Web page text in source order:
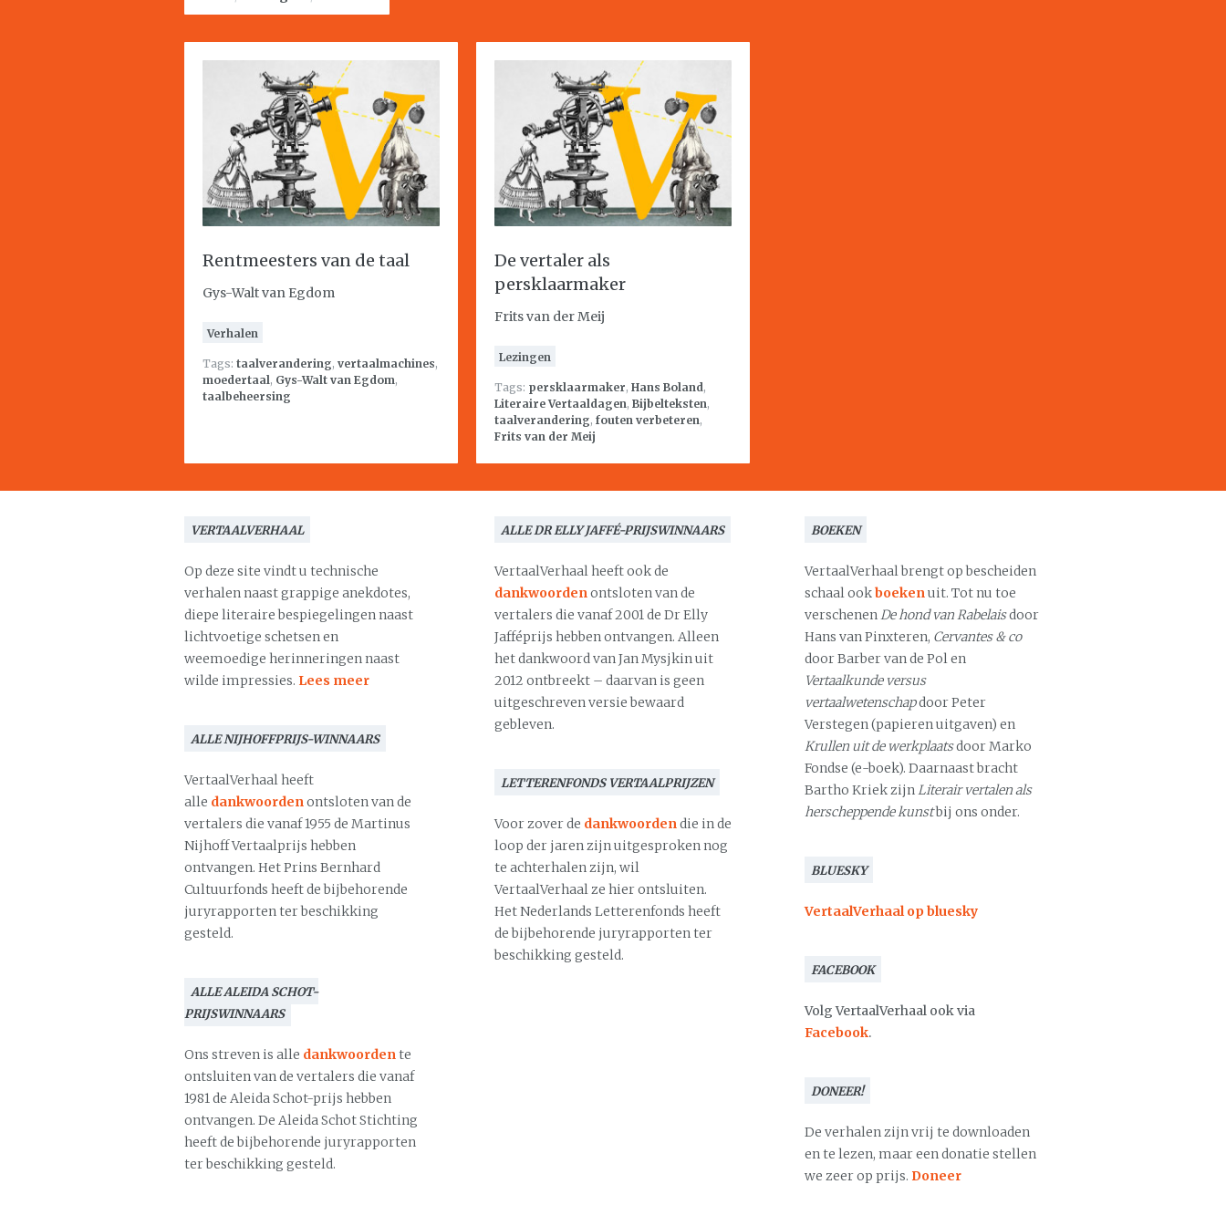
Rentmeesters van de taal
Gys-Walt van Egdom
Verhalen
Tags: taalverandering, vertaalmachines,
moedertaal, Gys-Walt van Egdom,
taalbeheersing
De vertaler als
persklaarmaker
Frits van der Meij
Lezingen
Tags: persklaarmaker, Hans Boland,
Literaire Vertaaldagen, Bijbelteksten,
taalverandering, fouten verbeteren,
Frits van der Meij
VERTAALVERHAAL
Op deze site vindt u technische
verhalen naast grappige anekdotes,
diepe literaire bespiegelingen naast
lichtvoetige schetsen en
weemoedige herinneringen naast
wilde impressies. Lees meer
ALLE NIJHOFFPRIJS-WINNAARS
VertaalVerhaal heeft
alle dankwoordenontsloten van de
vertalers die vanaf 1955 de Martinus
Nijhoff Vertaalprijs hebben
ontvangen. Het Prins Bernhard
Cultuurfonds heeft de bijbehorende
juryrapporten ter beschikking
gesteld.
ALLE ALEIDA SCHOT-
PRIJSWINNAARS
Ons streven is alle dankwoordente
ontsluiten van de vertalers die vanaf
1981 de Aleida Schot-prijs hebben
ontvangen. De Aleida Schot Stichting
heeft de bijbehorende juryrapporten
ter beschikking gesteld.
ALLE DR ELLY JAFFÉ-PRIJSWINNAARS
VertaalVerhaal heeft ook de
dankwoordenontsloten van de
vertalers die vanaf 2001 de Dr Elly
Jafféprijs hebben ontvangen. Alleen
het dankwoord van Jan Mysjkin uit
2012 ontbreekt – daarvan is geen
uitgeschreven versie bewaard
gebleven.
LETTERENFONDS VERTAALPRIJZEN
Voor zover de dankwoordendie in de
loop der jaren zijn uitgesproken nog
te achterhalen zijn, wil
VertaalVerhaal ze hier ontsluiten.
Het Nederlands Letterenfonds heeft
de bijbehorende juryrapporten ter
beschikking gesteld.
BOEKEN
VertaalVerhaal brengt op bescheiden
schaal ookboekenuit. Tot nu toe
verschenenDe hond van Rabelaisdoor
Hans van Pinxteren, Cervantes & co
door Barber van de Pol en
Vertaalkunde versus
vertaalwetenschapdoor Peter
Verstegen (papieren uitgaven) en
Krullen uit de werkplaatsdoor Marko
Fondse (e-boek). Daarnaast bracht
Bartho Kriek zijnLiterair vertalen als
herscheppende kunstbij ons onder.
BLUESKY
VertaalVerhaal op bluesky
FACEBOOK
Volg VertaalVerhaal ook via
Facebook.
DONEER!
De verhalen zijn vrij te downloaden
en te lezen, maar een donatie stellen
we zeer op prijs. Doneer